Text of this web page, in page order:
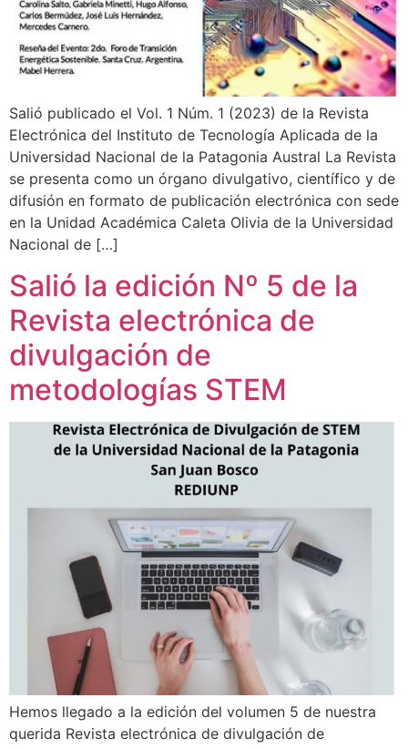
Salió publicado el Vol. 1 Núm. 1 (2023) de la Revista
Electrónica del Instituto de Tecnología Aplicada de la
Universidad Nacional de la Patagonia Austral La Revista
se presenta como un órgano divulgativo, científico y de
difusión en formato de publicación electrónica con sede
en la Unidad Académica Caleta Olivia de la Universidad
Nacional de […]
Salió la edición Nº 5 de la
Revista electrónica de
divulgación de
metodologías STEM
Hemos llegado a la edición del volumen 5 de nuestra
querida Revista electrónica de divulgación de